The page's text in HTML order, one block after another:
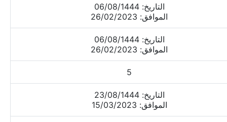
التاريخ: 06/08/1444
الموافق: 26/02/2023
التاريخ: 06/08/1444
الموافق: 26/02/2023
5
التاريخ: 23/08/1444
الموافق: 15/03/2023